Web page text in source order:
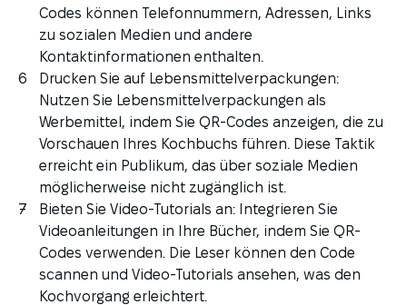
Codes können Telefonnummern, Adressen, Links
zu sozialen Medien und andere
Kontaktinformationen enthalten.
Drucken Sie auf Lebensmittelverpackungen:
Nutzen Sie Lebensmittelverpackungen als
Werbemittel, indem Sie QR-Codes anzeigen, die zu
Vorschauen Ihres Kochbuchs führen. Diese Taktik
erreicht ein Publikum, das über soziale Medien
möglicherweise nicht zugänglich ist.
Bieten Sie Video-Tutorials an: Integrieren Sie
Videoanleitungen in Ihre Bücher, indem Sie QR-
Codes verwenden. Die Leser können den Code
scannen und Video-Tutorials ansehen, was den
Kochvorgang erleichtert.